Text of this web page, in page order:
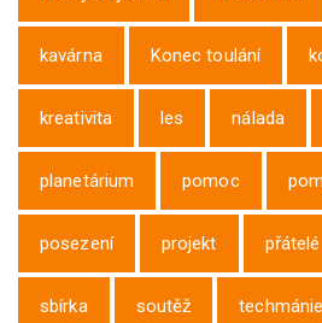
kavárna Konec toulání
kreativita les nálada
planetárium pomoc
posezení projekt přátelé
sbírka soutěž techmánie